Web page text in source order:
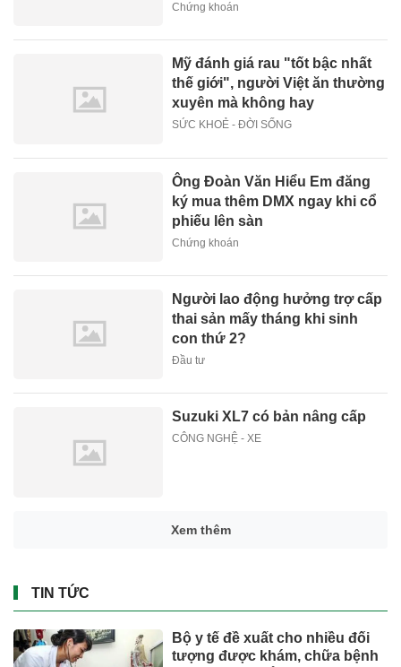
Chứng khoán
Mỹ đánh giá rau "tốt bậc nhất
thế giới", người Việt ăn thường
xuyên mà không hay
SỨC KHOẺ - ĐỜI SỐNG
Ông Đoàn Văn Hiểu Em đăng
ký mua thêm DMX ngay khi cổ
phiếu lên sàn
Chứng khoán
Người lao động hưởng trợ cấp
thai sản mấy tháng khi sinh
con thứ 2?
Đầu tư
Suzuki XL7 có bản nâng cấp
CÔNG NGHỆ - XE
Xem thêm
TIN TỨC
Bộ y tế đề xuất cho nhiều đối
tượng được khám, chữa bệnh